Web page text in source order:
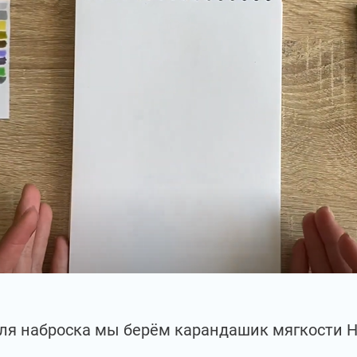
наброска мы берём карандашик мягкости